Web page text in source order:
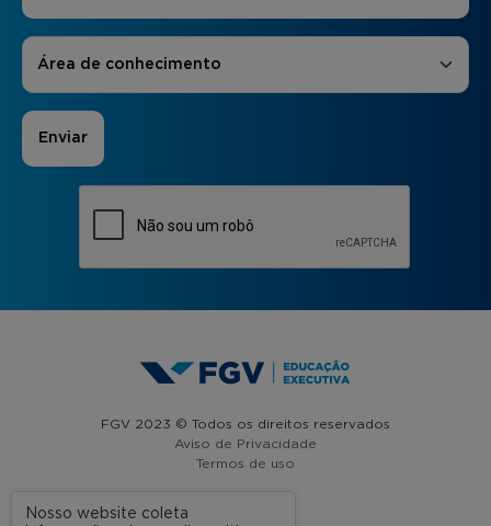
Áreas de Interesse
Área de conhecimento
FGV 2023 © Todos os direitos reservados
Aviso de Privacidade
Termos de uso
Nosso website coleta